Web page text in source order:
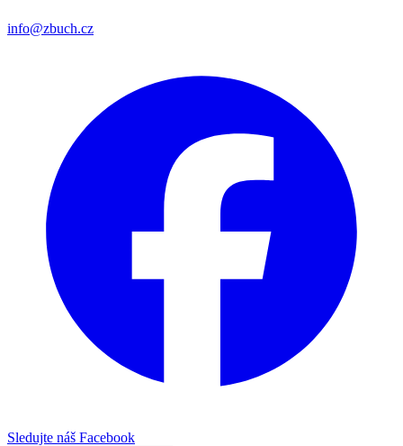
info@zbuch.cz
Sledujte náš Facebook